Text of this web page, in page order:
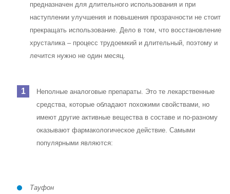
предназначен для длительного использования и при
наступлении улучшения и повышения прозрачности не стоит
прекращать использование. Дело в том, что восстановление
хрусталика – процесс трудоемкий и длительный, поэтому и
лечится нужно не один месяц.
Неполные аналоговые препараты. Это те лекарственные
средства, которые обладают похожими свойствами, но
имеют другие активные вещества в составе и по-разному
оказывают фармакологическое действие. Самыми
популярными являются:
Тауфон